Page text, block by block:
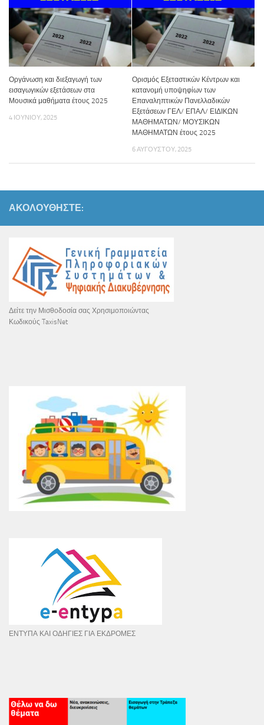
Οργάνωση και διεξαγωγή των
εισαγωγικών εξετάσεων στα
Μουσικά μαθήματα έτους 2025
4 ΙΟΥΝΊΟΥ, 2025
Ορισμός Εξεταστικών Κέντρων και
κατανομή υποψηφίων των
Επαναληπτικών Πανελλαδικών
Εξετάσεων ΓΕΛ/ ΕΠΑΛ/ ΕΙΔΙΚΩΝ
ΜΑΘΗΜΑΤΩΝ/ ΜΟΥΣΙΚΩΝ
ΜΑΘΗΜΑΤΩΝ έτους 2025
6 ΑΥΓΟΎΣΤΟΥ, 2025
ΑΚΟΛΟΥΘΉΣΤΕ:
Δείτε την Μισθοδοσία σας Χρησιμοποιώντας
Κωδικούς TaxisNet
ΕΝΤΥΠΑ ΚΑΙ ΟΔΗΓΙΕΣ ΓΙΑ ΕΚΔΡΟΜΕΣ